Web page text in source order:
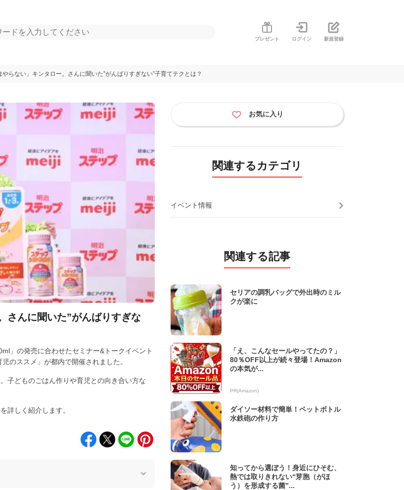
プレゼント ログイン 新規登録
やらない」キンタロー。さんに聞いた”がんばりすぎない”子育てテクとは？
さんに聞いた”がんばりすぎな
」の発売に合わせたセミナー&トークイベント
のススメ」が都内で開催されました。
子どものごはん作りや育児との向き合い方な
詳しく紹介します。
お気に入り
関連するカテゴリ
イベント情報
関連する記事
セリアの調乳バッグで外出時のミル
クが楽に
「え、こんなセールやってたの？」
80％OFF以上が続々登場！Amazon
の本気が...
PR(Amazon)
ダイソー材料で簡単！ペットボトル
水鉄砲の作り方
知ってから選ぼう！身近にひそむ、
熱では取りきれない“芽胞（がほ
う）を形成する菌”...